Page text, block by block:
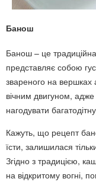
Банош
Банош – це традиційна
представляє собою
звареного на
вічним двигуном, адже
нагодувати
Кажуть, що рецепт
їсти, залишилася
Згідно з традицією,
на відкритому вогні,